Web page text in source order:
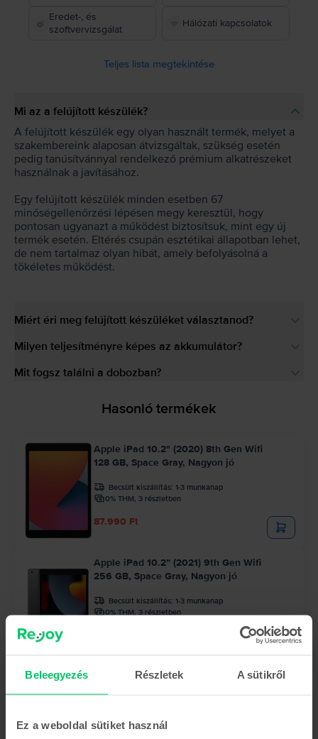
Beleegyezés Részletek A sütikről
Ez a weboldal sütiket használ
Eredet-, és
szoftvervizsgálat
Hálózati kapcsolatok
Teljes lista megtekintése
Mi az a felújított készülék?
A felújított készülék egy olyan használt termék, melyet a
szakembereink alaposan átvizsgáltak, szükség esetén
pedig tanúsítvánnyal rendelkező prémium alkatrészeket
használnak a javításához.
Egy felújított készülék minden esetben 67
minőségellenőrzési lépésen megy keresztül, hogy
pontosan ugyanazt a működést biztosítsuk, mint egy új
termék esetén. Eltérés csupán esztétikai állapotban lehet,
de nem tartalmaz olyan hibát, amely befolyásolná a
tökéletes működést.
Miért éri meg felújított készüléket választanod?
Milyen teljesítményre képes az akkumulátor?
Mit fogsz találni a dobozban?
Hasonló termékek
Apple iPad 10.2" (2020) 8th Gen Wifi
128 GB, Space Gray, Nagyon jó
Becsült kiszállítás: 1-3 munkanap
0% THM, 3 részletben
87.990 Ft
Apple iPad 10.2” (2021) 9th Gen Wifi
256 GB, Space Gray, Nagyon jó
Becsült kiszállítás: 1-3 munkanap
0% THM, 3 részletben
Az utolsó a készletről
Becsült kiszállítás: